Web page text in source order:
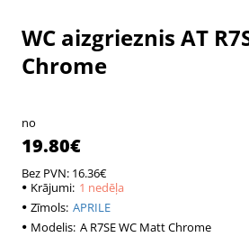
1 nedēļa
1 nedēļa
WC aizgrieznis AT
Chrome
no
19.80€
Bez PVN: 16.36€
Krājumi: 1 nedēļa
Zīmols: APRILE
Modelis: A R7SE WC Matt Chrome